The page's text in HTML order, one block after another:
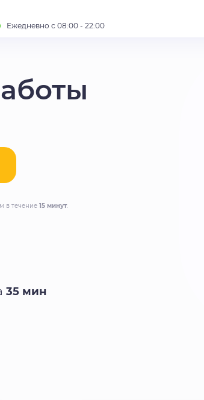
Ежедневно с 08:00 - 22:00
в течение 15 минут.
35 мин